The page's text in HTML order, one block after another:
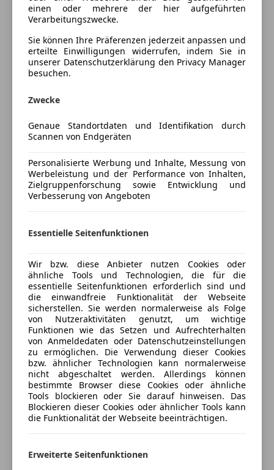
Tempomat
Unterhaltung/Media
Android Auto
Apple CarPlay
Bluetooth
Soundsystem
ABS
ESP
Fahrerairbag
Fernlichtassistent
Reifendruckkontrollsystem
Spurhalteassistent
Totwinkel-Assistent
Voll-LED Scheinwerfer
Wegfahrsperre
Extras
Alufelgen
Ambientebeleuchtung
Schaltwippen
Sportfahrwerk
Sportpaket
Heckklappe sensorgesteuert, Fernlichtassist, getönte
Scheiben, Head-Up, ISOFIX, Matrix LED-Scheinwerfer,
LED-Heckleuchten, Teilleder mit S-Prägung,
Lederlenkrad & Schaltknauf, 4-Wege
Lendenwirbelstütze, Komfort-Mittelarmlehne,
unten abgeflacht, Navi, Parkassist vo & hi,
Soundsystem, adaptive air Suspension
Sportfahrwerk, Sportpaket S-LINE BLACK EDIDITON,
Tempomat, virtuelles Cockpit Plus, 2-Zonen Klimaaut.,
Smartphone & Music Interface, Bremssättel orange,
Komfortschlüssel, Bedientasten Glasoptik, Ambiente
Dachhimmel schwarz, Einstiegs LED mit Projektion vo
Leasingfähiger Gebrauchtwagen! Neupreis €
106.401,-!
www.herbertseidl.at– über 750 Autos verfügbar!
Bestbewerteter Autohandelsbetrieb Österreichs
2019, 2021, 2023 & 2024!
(Kundenbewertungen bei Autoscout24.at)
Alle Fahrzeuge verfügen über ein gültiges Pickerl!
Eigene Bosch-Car-Service-Fachwerkstätte mit
Mehr anzeigen
Versicherungsschutz an Ihre Bedürfnisse
anpassen
Freischaden-Gutschein ab Stufe 0
Auto einfach online versichern & Rabatt holen
Jetzt berechnen
Herbert Seidl Autohaus GmbH
einen oder mehrere der hier aufgeführten
Verarbeitungszwecke.
Sie können Ihre Präferenzen jederzeit anpassen und
erteilte Einwilligungen widerrufen, indem Sie in
unserer Datenschutzerklärung den Privacy Manager
besuchen.
Zwecke
Genaue Standortdaten und Identifikation durch
Scannen von Endgeräten
Personalisierte Werbung und Inhalte, Messung von
Werbeleistung und der Performance von Inhalten,
Zielgruppenforschung sowie Entwicklung und
Verbesserung von Angeboten
Essentielle Seitenfunktionen
Wir bzw. diese Anbieter nutzen Cookies oder
ähnliche Tools und Technologien, die für die
essentielle Seitenfunktionen erforderlich sind und
die einwandfreie Funktionalität der Webseite
sicherstellen. Sie werden normalerweise als Folge
von Nutzeraktivitäten genutzt, um wichtige
Funktionen wie das Setzen und Aufrechterhalten
von Anmeldedaten oder Datenschutzeinstellungen
zu ermöglichen. Die Verwendung dieser Cookies
bzw. ähnlicher Technologien kann normalerweise
nicht abgeschaltet werden. Allerdings können
bestimmte Browser diese Cookies oder ähnliche
Tools blockieren oder Sie darauf hinweisen. Das
Blockieren dieser Cookies oder ähnlicher Tools kann
die Funktionalität der Webseite beeinträchtigen.
Erweiterte Seitenfunktionen